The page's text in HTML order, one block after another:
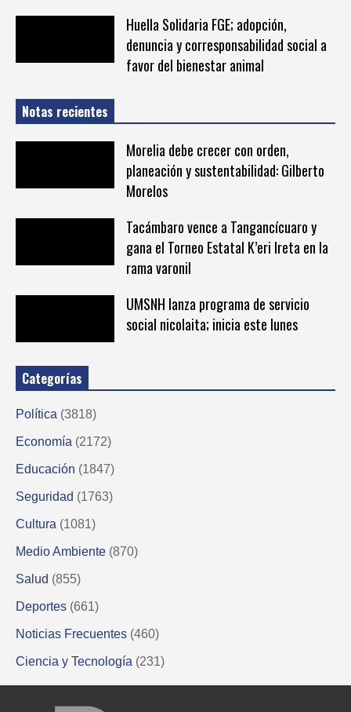
Huella Solidaria FGE; adopción,
denuncia y corresponsabilidad social a
favor del bienestar animal
Notas recientes
Morelia debe crecer con orden,
planeación y sustentabilidad: Gilberto
Morelos
Tacámbaro vence a Tangancícuaro y
gana el Torneo Estatal K’eri Ireta en la
rama varonil
UMSNH lanza programa de servicio
social nicolaita; inicia este lunes
Categorías
Política (3818)
Economía (2172)
Educación (1847)
Seguridad (1763)
Cultura (1081)
Medio Ambiente (870)
Salud (855)
Deportes (661)
Noticias Frecuentes (460)
Ciencia y Tecnología (231)